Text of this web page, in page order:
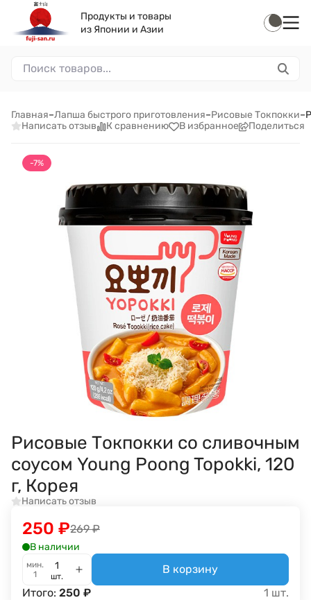
Продукты и товары
из Японии и Азии
Главная–Лапша быстрого приготовления–Рисовые Токпокки–
Написать отзыв
К сравнению В избранное Поделиться
-7%
Рисовые Токпокки со сливочным
соусом Young Poong Topokki, 120
г, Корея
Написать отзыв
269 ₽
250 ₽
В наличии
мин.
1
шт.
В корзину
Итого: 250 ₽ 1 шт.